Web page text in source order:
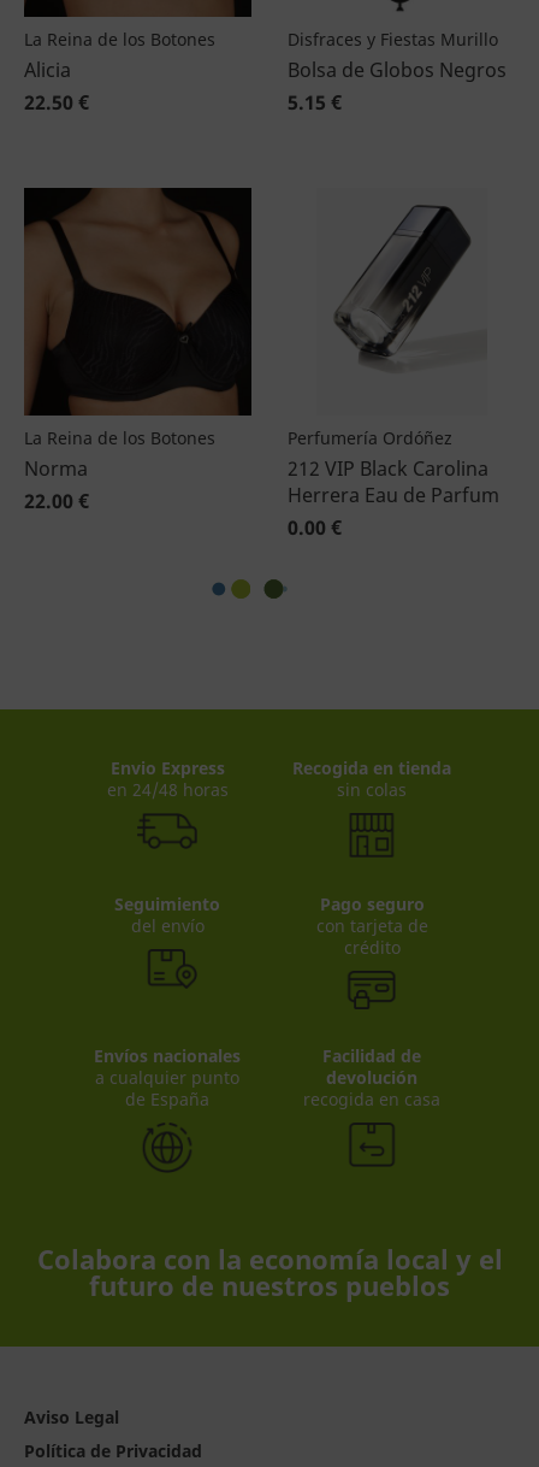
La Reina de los Botones
Alicia
22.50 €
Disfraces y Fiestas Murillo
Bolsa de Globos Negros
5.15 €
La Reina de los Botones
Norma
22.00 €
Perfumería Ordóñez
212 VIP Black Carolina
Herrera Eau de Parfum
0.00 €
Envio Express
en 24/48 horas
Recogida en tienda
sin colas
Seguimiento
del envío
Pago seguro
con tarjeta de
crédito
Envíos nacionales
a cualquier punto
de España
Facilidad de
devolución
recogida en casa
Colabora con la economía local y el
futuro de nuestros pueblos
Aviso Legal
Política de Privacidad